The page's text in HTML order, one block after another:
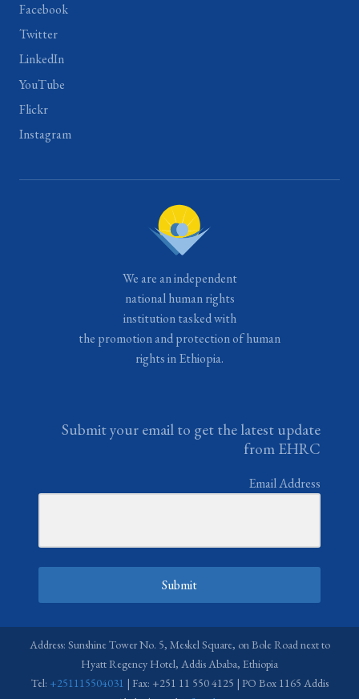
Facebook
Twitter
LinkedIn
YouTube
Flickr
Instagram
We are an independent
national human rights
institution tasked with
the promotion and protection of human
rights in Ethiopia.
Submit your email to get the latest update
from EHRC
Email Address
Submit
Address: Sunshine Tower No. 5, Meskel Square, on Bole Road next to
Hyatt Regency Hotel, Addis Ababa, Ethiopia
Tel: +251115504031 | Fax: +251 11 550 4125 | PO Box 1165 Addis